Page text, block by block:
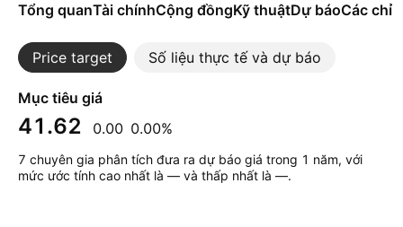
Tổng quanTài chínhCộng đồngKỹ thuậtDự báoCác chỉ
Price target Số liệu thực tế và dự báo
Mục tiêu giá
41.62 0.00 0.00%
7 chuyên gia phân tích đưa ra dự báo giá trong 1 năm, với
mức ước tính cao nhất là — và thấp nhất là —.